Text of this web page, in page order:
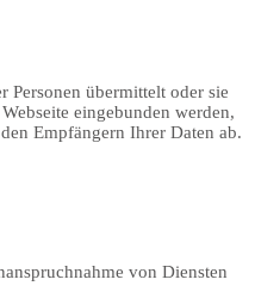
Personen übermittelt oder sie
eingebunden werden,
Empfängern Ihrer Daten ab.
von Diensten